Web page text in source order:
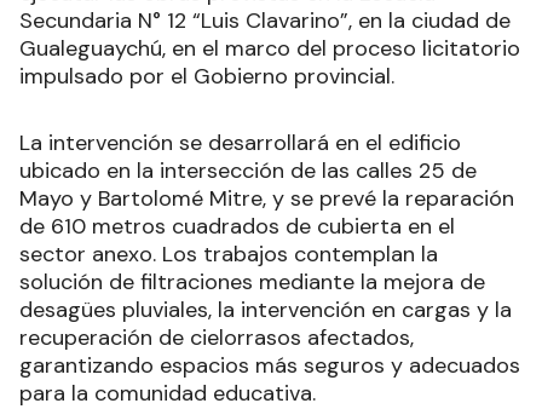
Secundaria N° 12 “Luis Clavarino”, en la ciudad de
Gualeguaychú, en el marco del proceso licitatorio
impulsado por el Gobierno provincial.
La intervención se desarrollará en el edificio
ubicado en la intersección de las calles 25 de
Mayo y Bartolomé Mitre, y se prevé la reparación
de 610 metros cuadrados de cubierta en el
sector anexo. Los trabajos contemplan la
solución de filtraciones mediante la mejora de
desagües pluviales, la intervención en cargas y la
recuperación de cielorrasos afectados,
garantizando espacios más seguros y adecuados
para la comunidad educativa.